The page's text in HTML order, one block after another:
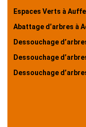
Espaces Verts à
Abattage d’arbres à
Dessouchage
Dessouchage
Dessouchage